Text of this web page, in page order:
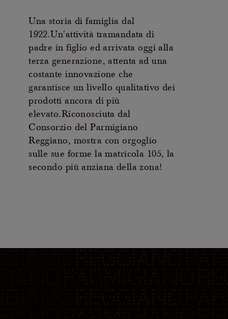
Una storia di famiglia dal
1922.Un'attività tramandata di
padre in figlio ed arrivata oggi alla
terza generazione, attenta ad una
costante innovazione che
garantisce un livello qualitativo dei
prodotti ancora di più
elevato.Riconosciuta dal
Consorzio del Parmigiano
Reggiano, mostra con orgoglio
sulle sue forme la matricola 105, la
secondo più anziana della zona!